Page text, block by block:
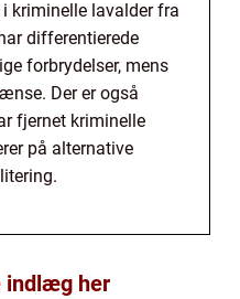
kriminelle lavalder fra
differentierede
forbrydelser, mens
Der er også
fjernet kriminelle
på alternative
indlæg her